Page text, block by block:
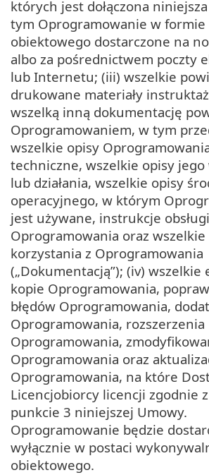
których jest dołączona
tym Oprogramowanie w formie
obiektowego dostarczone na
albo za pośrednictwem poczty
lub Internetu; (iii) wszelkie
drukowane materiały
wszelką inną dokumentację
Oprogramowaniem, w tym
wszelkie opisy
techniczne, wszelkie opisy jego
lub działania, wszelkie opisy
operacyjnego, w którym
jest używane, instrukcje
Oprogramowania oraz wszelkie
korzystania z Oprogramowania
(„Dokumentacją”); (iv)
kopie Oprogramowania,
błędów Oprogramowania,
Oprogramowania, rozszerzenia
Oprogramowania,
Oprogramowania oraz
Oprogramowania, na które
Licencjobiorcy licencji zgodnie
punkcie 3 niniejszej Umowy.
Oprogramowanie będzie
wyłącznie w postaci
obiektowego.